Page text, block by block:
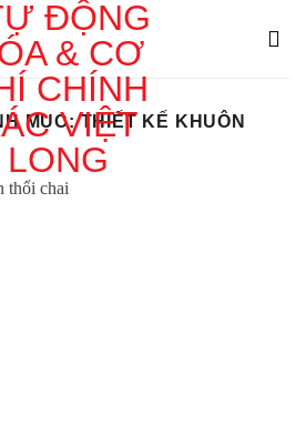
MỤC:THIẾT KẾ KHUÔN